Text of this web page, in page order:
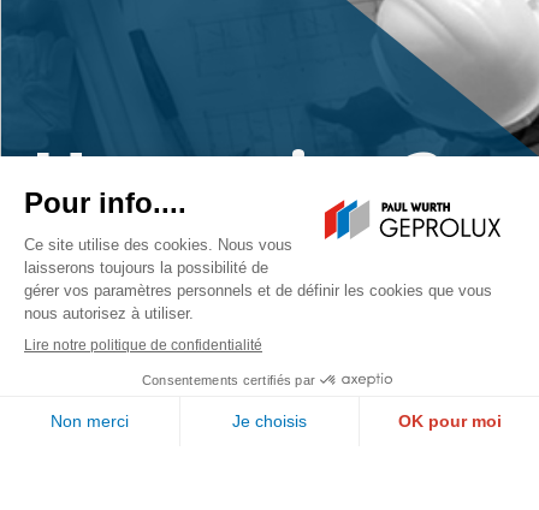
Un projet ?
Contactez-nous
PAUL WURTH GEPROLUX S.A.